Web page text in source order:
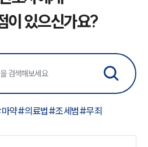
이 있으신가요?
마약#의료법#조세범#무죄